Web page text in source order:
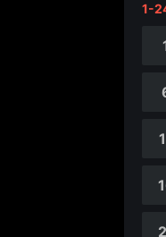
1-